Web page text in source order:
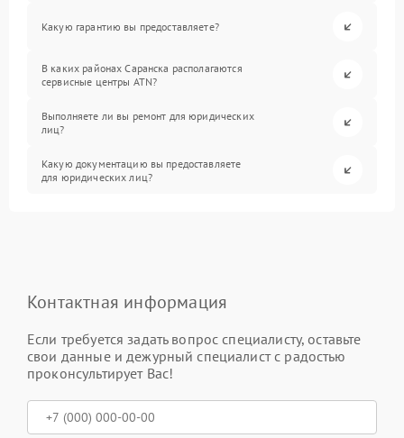
Какую гарантию вы предоставляете?
В каких районах Саранска располагаются
сервисные центры ATN?
Выполняете ли вы ремонт для юридических
лиц?
Какую документацию вы предоставляете
для юридических лиц?
Контактная информация
Если требуется задать вопрос специалисту, оставьте
свои данные и дежурный специалист с радостью
проконсультирует Вас!